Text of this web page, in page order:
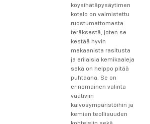
köysihätäpysäytimen
kotelo on valmistettu
ruostumattomasta
teräksestä, joten se
kestää hyvin
mekaanista rasitusta
ja erilaisia kemikaaleja
sekä on helppo pitää
puhtaana. Se on
erinomainen valinta
vaativiin
kaivosympäristöihin ja
kemian teollisuuden